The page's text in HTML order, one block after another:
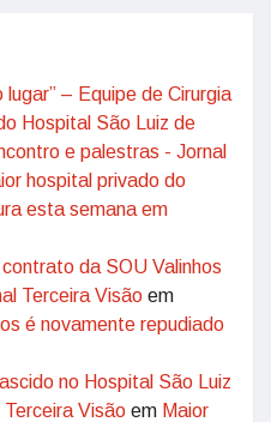
– Equipe de Cirurgia
Hospital São Luiz de
e palestras - Jornal
hospital privado do
esta semana em
da SOU Valinhos
Terceira Visão em
é novamente repudiado
no Hospital São Luiz
Visão em Maior